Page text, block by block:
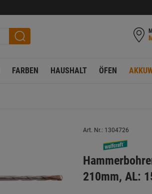
FARBEN HAUSHALT ÖFEN
Art. Nr.: 1304726
210mm, AL: